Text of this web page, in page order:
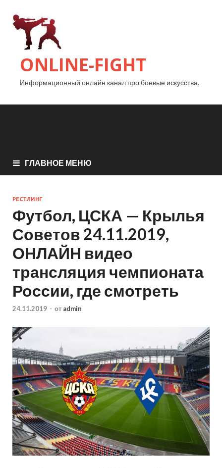
ONLINE-FIGHT
Информационный онлайн канал про боевые искусства.
ГЛАВНОЕ МЕНЮ
РЕСТЛИНГ
Футбол, ЦСКА — Крылья
Советов 24.11.2019,
ОНЛАЙН видео
трансляция чемпионата
России, где смотреть
24.11.2019 - от admin